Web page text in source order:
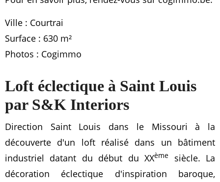
Ville : Courtrai
Surface : 630 m²
Photos : Cogimmo
Loft éclectique à Saint Louis
par S&K Interiors
Direction Saint Louis dans le Missouri à la
découverte d'un loft réalisé dans un bâtiment
industriel datant du début du XXème
siècle. La
décoration éclectique d'inspiration baroque,